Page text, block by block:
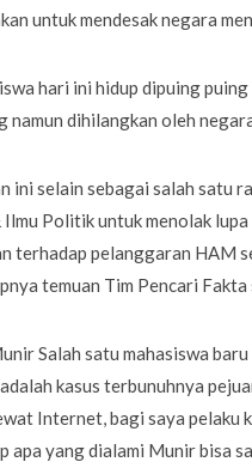
untuk mendesak negara
hari ini hidup dipuing
namun dihilangkan oleh
ini selain sebagai salah satu
Ilmu Politik untuk menolak
terhadap pelanggaran HAM
temuan Tim Pencari
Salah satu mahasiswa
kasus terbunuhnya
Internet, bagi saya pelaku
apa yang dialami Munir bisa